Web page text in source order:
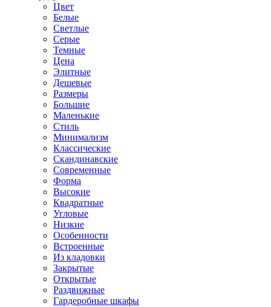
Цвет
Белые
Светлые
Серые
Темные
Цена
Элитные
Дешевые
Размеры
Большие
Маленькие
Стиль
Минимализм
Классические
Скандинавские
Современные
Форма
Высокие
Квадратные
Угловые
Низкие
Особенности
Встроенные
Из кладовки
Закрытые
Открытые
Раздвижные
Гардеробные шкафы